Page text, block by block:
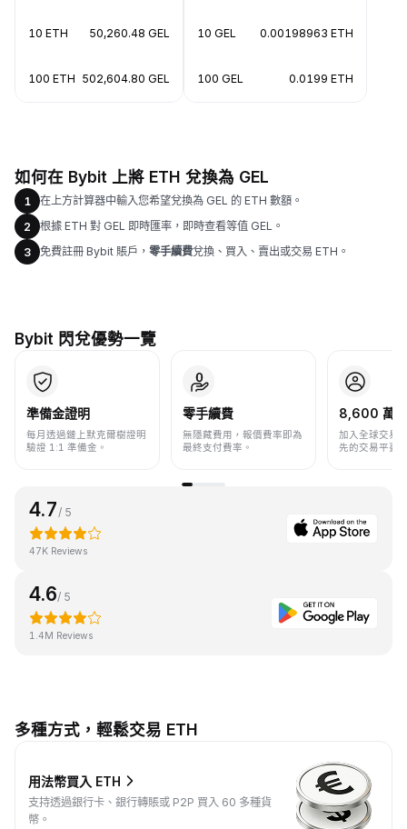
10 ETH 50,260.48 GEL
100 ETH 502,604.80 GEL
10 GEL 0.00198963 ETH
100 GEL 0.0199 ETH
如何在 Bybit 上將 ETH 兌換為 GEL
1
在上方計算器中輸入您希望兌換為 GEL 的 ETH 數額。
2
根據 ETH 對 GEL 即時匯率，即時查看等值 GEL。
3
免費註冊 Bybit 賬戶， 零手續費兌換、買入、賣出或交易 ETH。
Bybit 閃兌優勢一覽
準備金證明
每月透過鏈上默克爾樹證明
驗證 1:1 準備金。
零手續費
無隱藏費用，報價費率即為
最終支付費率。
8,600 萬+
加入全球交易
先的交易平臺
4.7/ 5
47K Reviews
4.6/ 5
1.4M Reviews
多種方式，輕鬆交易 ETH
用法幣買入 ETH
支持透過銀行卡、銀行轉賬或 P2P 買入 60 多種貨
幣。